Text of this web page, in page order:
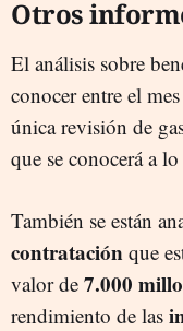
Otros
El análisis sobre
conocer entre el
única revisión de
que se conocerá a
También se están
contratación que
valor de 7.000
rendimiento de las